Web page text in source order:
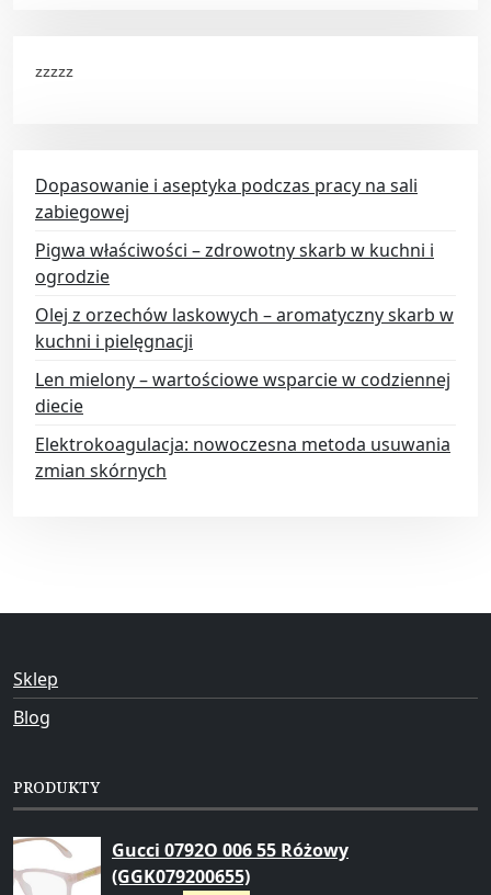
zzzzz
Dopasowanie i aseptyka podczas pracy na sali
zabiegowej
Pigwa właściwości – zdrowotny skarb w kuchni i
ogrodzie
Olej z orzechów laskowych – aromatyczny skarb w
kuchni i pielęgnacji
Len mielony – wartościowe wsparcie w codziennej
diecie
Elektrokoagulacja: nowoczesna metoda usuwania
zmian skórnych
Sklep
Blog
PRODUKTY
Gucci 0792O 006 55 Różowy
(GGK079200655)